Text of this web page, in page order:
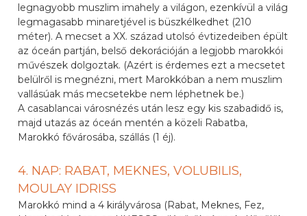
legnagyobb muszlim imahely a világon, ezenkívül a világ
legmagasabb minaretjével is büszkélkedhet (210
méter). A mecset a XX. század utolsó évtizedeiben épült
az óceán partján, belső dekorációján a legjobb marokkói
művészek dolgoztak. (Azért is érdemes ezt a mecsetet
belülről is megnézni, mert Marokkóban a nem muszlim
vallásúak más mecsetekbe nem léphetnek be.)
A casablancai városnézés után lesz egy kis szabadidő is,
majd utazás az óceán mentén a közeli Rabatba,
Marokkó fővárosába, szállás (1 éj).
4. NAP: RABAT, MEKNES, VOLUBILIS,
MOULAY IDRISS
Marokkó mind a 4 királyvárosa (Rabat, Meknes, Fez,